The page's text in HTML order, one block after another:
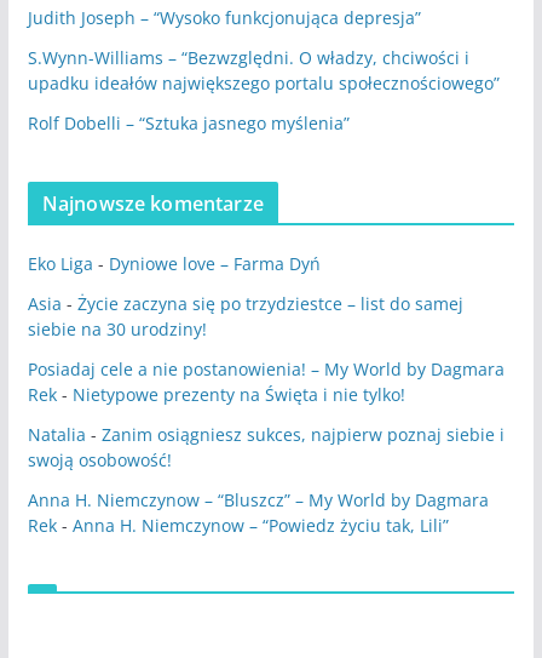
Judith Joseph – “Wysoko funkcjonująca depresja”
S.Wynn-Williams – “Bezwzględni. O władzy, chciwości i
upadku ideałów największego portalu społecznościowego”
Rolf Dobelli – “Sztuka jasnego myślenia”
Najnowsze komentarze
Eko Liga - Dyniowe love – Farma Dyń
Asia - Życie zaczyna się po trzydziestce – list do samej
siebie na 30 urodziny!
Posiadaj cele a nie postanowienia! – My World by Dagmara
Rek- Nietypowe prezenty na Święta i nie tylko!
Natalia - Zanim osiągniesz sukces, najpierw poznaj siebie i
swoją osobowość!
Anna H. Niemczynow – “Bluszcz” – My World by Dagmara
Rek- Anna H. Niemczynow – “Powiedz życiu tak, Lili”